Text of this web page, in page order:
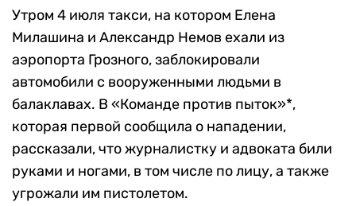
Утром 4 июля такси, на котором Елена
Милашина и Александр Немов ехали из
аэропорта Грозного, заблокировали
автомобили с вооруженными людьми в
балаклавах. В «Команде против пыток»*,
которая первой сообщила о нападении,
рассказали, что журналистку и адвоката били
руками и ногами, в том числе по лицу, а также
угрожали им пистолетом.